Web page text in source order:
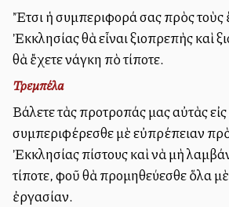
Ἔτσι ἡ συμπεριφορά σας πρὸς τοὺς
Ἐκκλησίας θὰ εἶναι ἀξιοπρεπὴς καὶ
θὰ ἔχετε ἀνάγκη ἀπὸ τίποτε.
Τρεμπέλα
Βάλετε τὰς προτροπάς μας αὐτὰς
συμπεριφέρεσθε μὲ εὐπρέπειαν
Ἐκκλησίας ἀπίστους καὶ νὰ μὴ
τίποτε, ἀφοῦ θὰ προμηθεύεσθε ὅλα
ἐργασίαν.